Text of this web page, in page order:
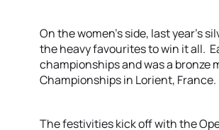
On the women’s side, last year’s
the heavy favourites to win it all.
championships and was a bronze
Championships in Lorient, France.
The festivities kick off with the